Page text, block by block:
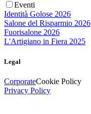
Eventi
Identità Golose 2026
Salone del Risparmio 2026
Fuorisalone 2026
L'Artigiano in Fiera 2025
Legal
CorporateCookie Policy
Privacy Policy